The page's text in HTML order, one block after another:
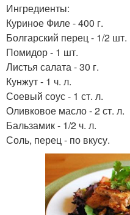
Ингредиенты:
Куриное Филе - 400 г.
Болгарский перец - 1/2 шт.
Помидор - 1 шт.
Листья салата - 30 г.
Кунжут - 1 ч. л.
Соевый соус - 1 ст. л.
Оливковое масло - 2 ст. л.
Бальзамик - 1/2 ч. л.
Соль, перец - по вкусу.